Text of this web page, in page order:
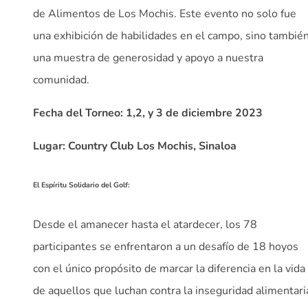
de Alimentos de Los Mochis. Este evento no solo fue
una exhibición de habilidades en el campo, sino
una muestra de generosidad y apoyo a nuestra
comunidad.
Fecha del Torneo: 1,2, y 3 de diciembre 2023
Lugar: Country Club Los Mochis, Sinaloa
El Espíritu Solidario del Golf:
Desde el amanecer hasta el atardecer, los 78
participantes se enfrentaron a un desafío de 18 hoyos
con el único propósito de marcar la diferencia en la vida
de aquellos que luchan contra la inseguridad